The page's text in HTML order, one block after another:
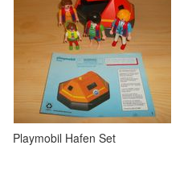
Playmobil Hafen Set